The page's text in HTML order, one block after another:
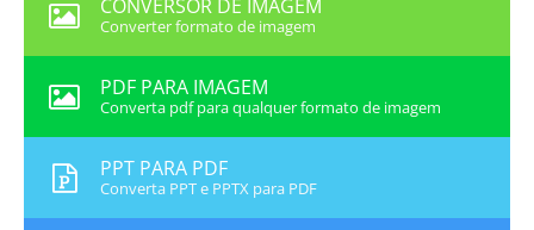
CONVERSOR DE IMAGEM
Converter formato de imagem
PDF PARA IMAGEM
Converta pdf para qualquer formato de imagem
PPT PARA PDF
Converta PPT e PPTX para PDF